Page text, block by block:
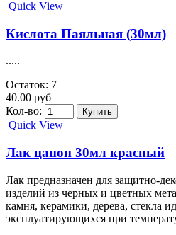
Quick View
Кислота Паяльная (30мл)
.....
Остаток: 7
40.00 руб
Кол-во:
Quick View
Лак цапон 30мл красный
Лак предназначен для защитно-
изделий из черных и цветных
камня, керамики, дерева, стекла
эксплуатирующихся при